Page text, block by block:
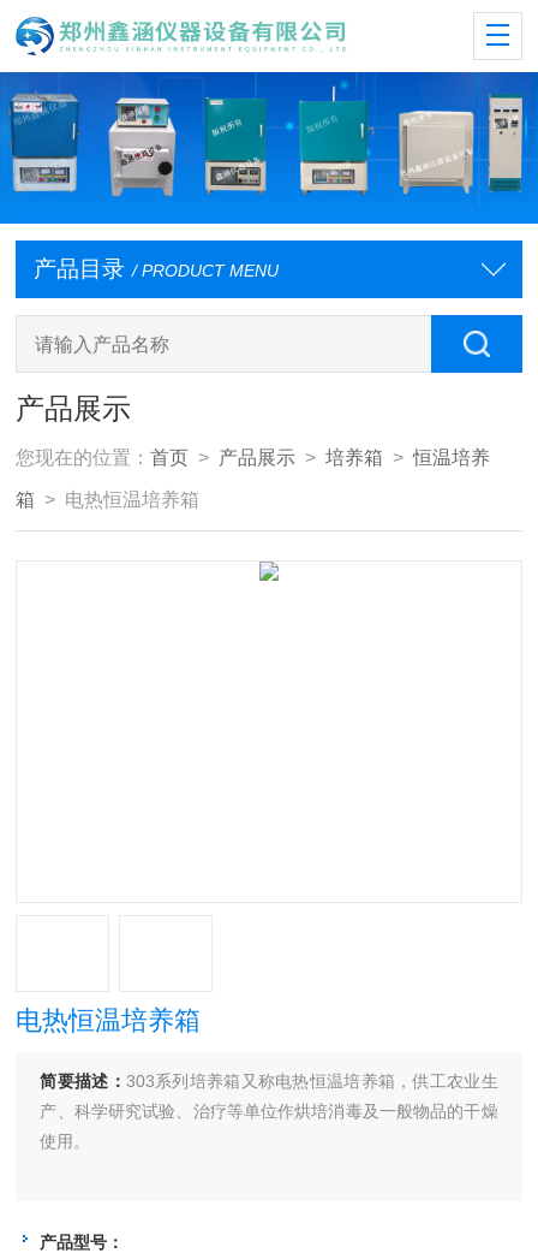
产品目录 / PRODUCT MENU
产品展示
您现在的位置：首页 > 产品展示 >培养箱 >恒温培养
箱 > 电热恒温培养箱
电热恒温培养箱
简要描述： 303系列培养箱又称电热恒温培养箱，供工农业生
产、科学研究试验、治疗等单位作烘培消毒及一般物品的干燥
使用。
产品型号：